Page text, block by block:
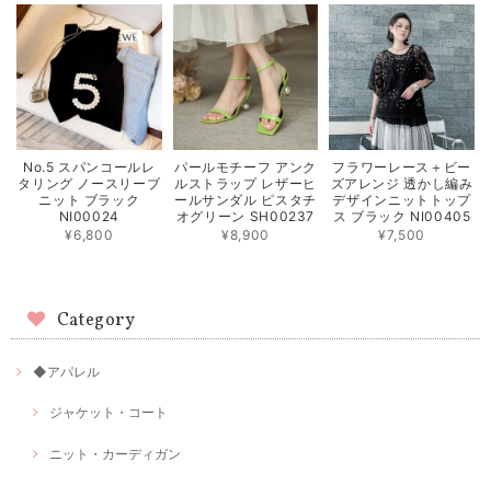
No.5 スパンコールレ
タリング ノースリーブ
ニット ブラック
NI00024
¥6,800
パールモチーフ アンク
ルストラップ レザーヒ
ールサンダル ピスタチ
オグリーン SH00237
¥8,900
フラワーレース＋ビー
ズアレンジ 透かし編み
デザインニットトップ
ス ブラック NI00405
¥7,500
Category
◆アパレル
ジャケット・コート
ニット・カーディガン